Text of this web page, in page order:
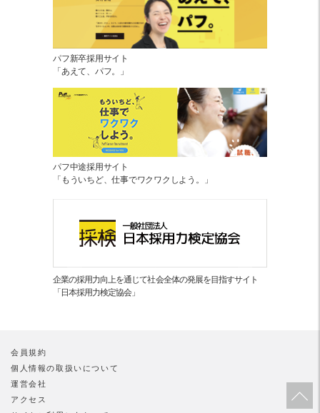
パフ新卒採用サイト
「あえて、パフ。」
パフ中途採用サイト
「もういちど、仕事でワクワクしよう。」
企業の採用力向上を通じて社会全体の発展を目指すサイト
「日本採用力検定協会」
会員規約
個人情報の取扱いについて
運営会社
アクセス